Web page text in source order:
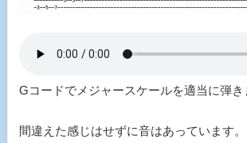
Gコードでメジャースケールを適当に弾き
間違えた感じはせずに音はあっています。